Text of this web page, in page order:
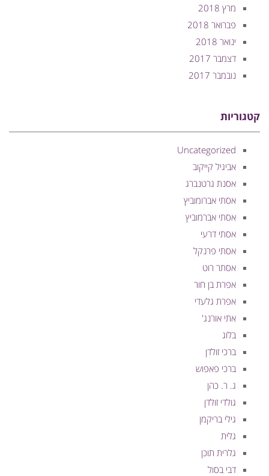
מרץ 2018
פברואר 2018
ינואר 2018
דצמבר 2017
נובמבר 2017
קטגוריות
Uncategorized
אביגיל קייקוב
אסנת גרטנברג
אסתי אברומוביץ
אסתי אברמוביץ
אסתי דרעי
אסתי פרנקל
אסתר רוט
אפרת בן חור
אפרת גלעדי
אתי אורנג'
בלוג
ברכי זולדן
ברכי פאפוש
ג. ר. כהן
גולדי זולדן
גילי בריקמן
גלית
גלרית תוכן
דבי בסול